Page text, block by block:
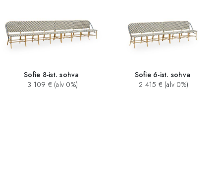
Sofie 8-ist. sohva
3 109 € (alv 0%)
Sofie 6-ist. sohva
2 415 € (alv 0%)